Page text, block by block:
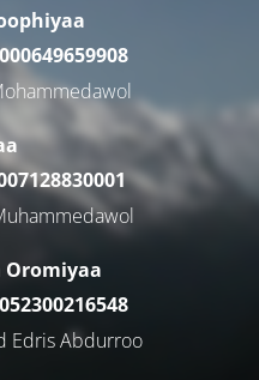
Edris Abdurroo